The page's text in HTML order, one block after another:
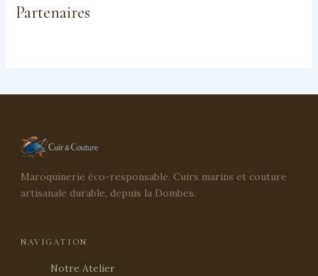
Partenaires
Maroquinerie éco-responsable. Cuirs marins et couture
artisanale durable, depuis la Dombes.
NAVIGATION
Notre Atelier